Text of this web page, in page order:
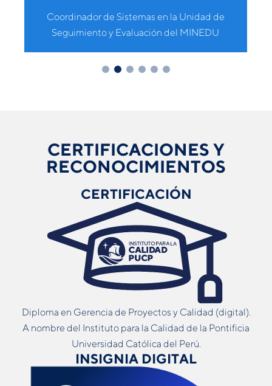
Coordinador de Sistemas en la Unidad de
Seguimiento y Evaluación del MINEDU
CERTIFICACIONES Y
RECONOCIMIENTOS
CERTIFICACIÓN
Diploma en Gerencia de Proyectos y Calidad (digital).
A nombre del Instituto para la Calidad de la Pontificia
Universidad Católica del Perú.
INSIGNIA DIGITAL